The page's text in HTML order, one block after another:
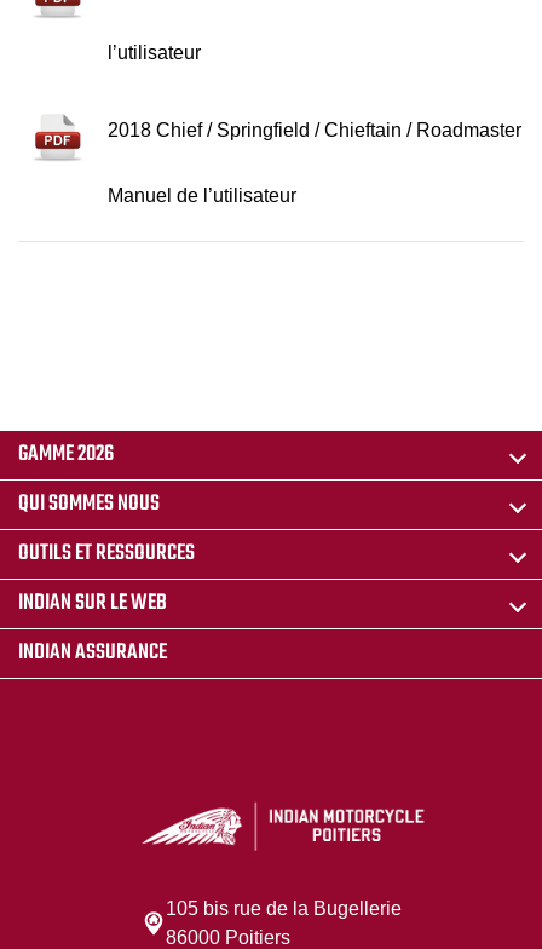
l’utilisateur
2018 Chief / Springfield / Chieftain / Roadmaster
Manuel de l’utilisateur
GAMME 2026
QUI SOMMES NOUS
OUTILS ET RESSOURCES
INDIAN SUR LE WEB
INDIAN ASSURANCE
105 bis rue de la Bugellerie
86000 Poitiers